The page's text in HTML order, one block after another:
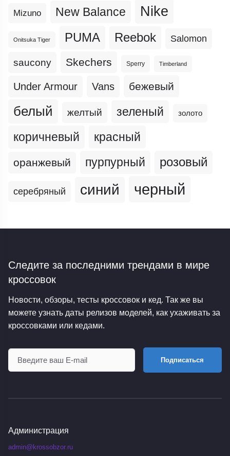
Mizuno New Balance Nike
Onitsuka Tiger PUMA Reebok Salomon
saucony Skechers Sperry Timberland
Under Armour Vans бежевый
белый желтый зеленый золото
коричневый красный
оранжевый пурпурный розовый
серебряный синий черный
Следите за последними трендами в мире
кроссовок
Новости, обзоры, тесты кроссовок и кед. Так же вы
можете узнать даты релизов моделей, как ухаживать за
кроссовками или кедами.
Подписаться
Администрация
admin@krossobzor.ru